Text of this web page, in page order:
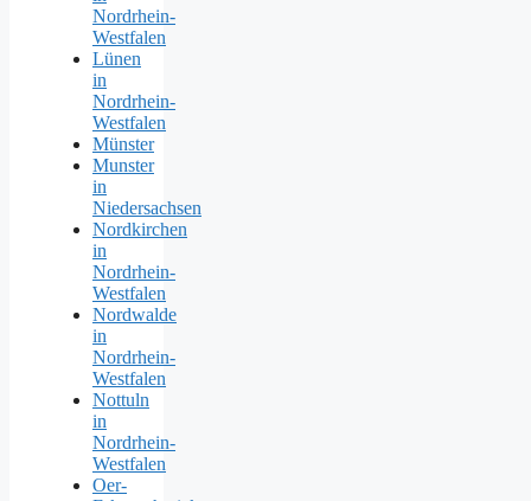
Nordrhein-
Westfalen
Lünen
in
Nordrhein-
Westfalen
Münster
Munster
in
Niedersachsen
Nordkirchen
in
Nordrhein-
Westfalen
Nordwalde
in
Nordrhein-
Westfalen
Nottuln
in
Nordrhein-
Westfalen
Oer-